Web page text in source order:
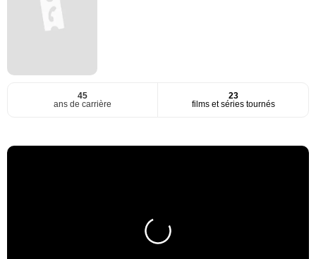
45
ans de carrière
23
films et séries tournés